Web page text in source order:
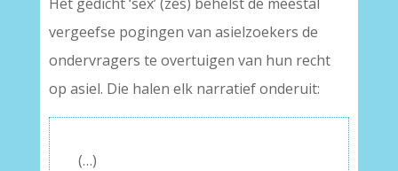
vergeefse pogingen van asielzoekers de
ondervragers te overtuigen van hun recht
op asiel. Die halen elk narratief onderuit:
(…)